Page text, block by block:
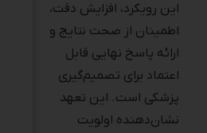
اطمینان از صحت نتایج و
ارائه پاسخ نهایی قابل
اعتماد برای تصمیم‌گیری
پزشکی است. این تعهد
نشان‌دهنده اولویت
کیفیت و سلامت بیمار در